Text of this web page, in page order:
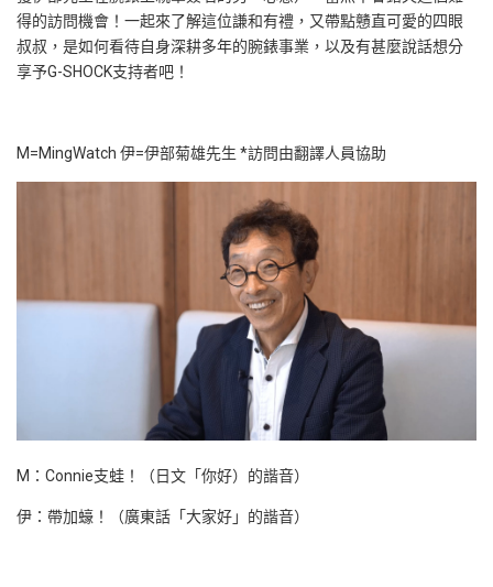
得的訪問機會！一起來了解這位謙和有禮，又帶點戇直可愛的四眼
叔叔，是如何看待自身深耕多年的腕錶事業，以及有甚麼說話想分
享予G-SHOCK支持者吧！
M=MingWatch 伊=伊部菊雄先生 *訪問由翻譯人員協助
M：Connie支蛙！（日文「你好）的諧音）
伊：帶加蠔！（廣東話「大家好」的諧音）